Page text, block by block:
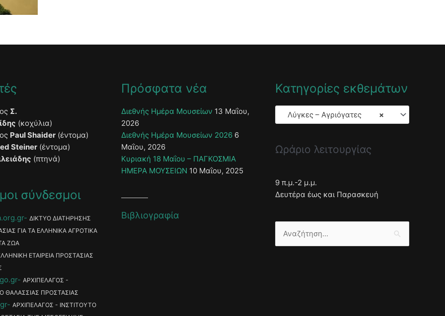
Σ.
(κοχύλια)
Paul Shaider (έντομα)
Steiner (έντομα)
(πτηνά)
σύνδεσμοι
ΔΙΚΤΥΟ ΔΙΑΤΗΡΗΣΗΣ
ΓΙΑ ΤΑ ΕΛΛΗΝΙΚΑ ΑΓΡΟΤΙΚΑ
ΖΩΑ
ΕΤΑΙΡΕΙΑ ΠΡΟΣΤΑΣΙΑΣ
ΑΡΧΙΠΕΛΑΓΟΣ -
ΘΑΛΑΣΣΙΑΣ ΠΡΟΣΤΑΣΙΑΣ
ΑΡΧΙΠΕΛΑΓΟΣ - ΙΝΣΤΙΤΟΥΤΟ
Πρόσφατα νέα
Διεθνής Ημέρα Μουσείων 13 Μαΐου,
2026
Διεθνής Ημέρα Μουσείων 2026 6
Μαΐου, 2026
Κυριακή 18 Μαΐου – ΠΑΓΚΟΣΜΙΑ
ΗΜΕΡΑ ΜΟΥΣΕΙΩΝ 10 Μαΐου, 2025
Βιβλιογραφία
Κατηγορίες εκθεμάτων
×
Λύγκες – Αγριόγατες
Ωράριο λειτουργίας
9 π.μ.-2 μ.μ.
Δευτέρα έως και Παρασκευή
Αναζήτηση
για: